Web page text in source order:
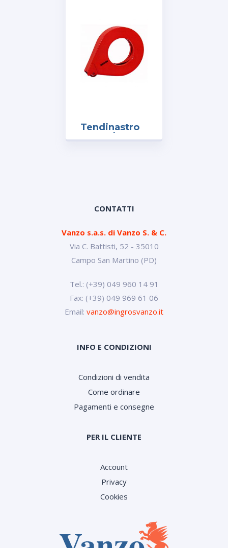
Tendinastro
art. D1/15
CONTATTI
Vanzo s.a.s. di Vanzo S. & C.
Via C. Battisti, 52 - 35010
Campo San Martino (PD)
Tel.: (+39) 049 960 14 91
Fax: (+39) 049 969 61 06
Email: vanzo@ingrosvanzo.it
INFO E CONDIZIONI
Condizioni di vendita
Come ordinare
Pagamenti e consegne
PER IL CLIENTE
Account
Privacy
Cookies